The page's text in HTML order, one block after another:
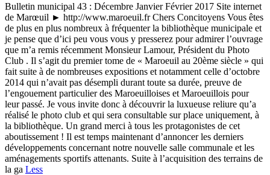
Bulletin municipal 43 : Décembre Janvier Février 2017 Site internet
de Marœuil ► http://www.maroeuil.fr Chers Concitoyens Vous êtes
de plus en plus nombreux à fréquenter la bibliothèque municipale et
je pense que d’ici peu vous vous y presserez pour admirer l’ouvrage
que m’a remis récemment Monsieur Lamour, Président du Photo
Club . Il s’agit du premier tome de « Maroeuil au 20ème siècle » qui
fait suite à de nombreuses expositions et notamment celle d’octobre
2014 qui n’avait pas désempli durant toute sa durée, preuve de
l’engouement particulier des Maroeuilloises et Maroeuillois pour
leur passé. Je vous invite donc à découvrir la luxueuse reliure qu’a
réalisé le photo club et qui sera consultable sur place uniquement, à
la bibliothèque. Un grand merci à tous les protagonistes de cet
aboutissement ! Il est temps maintenant d’annoncer les derniers
développements concernant notre nouvelle salle communale et les
aménagements sportifs attenants. Suite à l’acquisition des terrains de
la ga Less